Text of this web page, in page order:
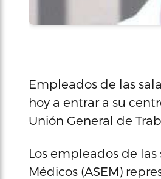
Empleados de las
hoy a entrar a su
Unión General de
Los empleados de
Médicos (ASEM)